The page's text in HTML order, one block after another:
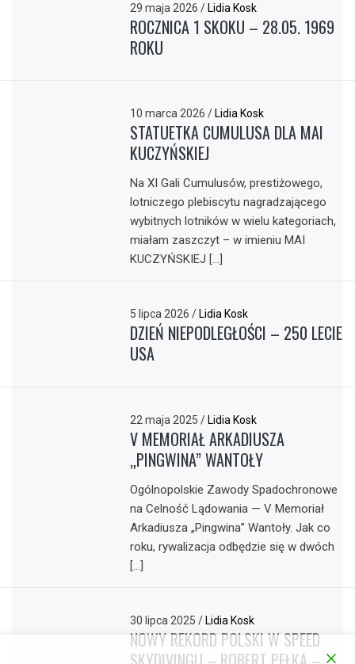
29 maja 2026/ Lidia Kosk
ROCZNICA 1 SKOKU – 28.05. 1969
ROKU
10 marca 2026/ Lidia Kosk
STATUETKA CUMULUSA DLA MAI
KUCZYŃSKIEJ
Na XI Gali Cumulusów, prestiżowego,
lotniczego plebiscytu nagradzającego
wybitnych lotników w wielu kategoriach,
miałam zaszczyt – w imieniu MAI
KUCZYŃSKIEJ […]
5 lipca 2026/ Lidia Kosk
DZIEŃ NIEPODLEGŁOŚCI – 250 LECIE
USA
22 maja 2025/ Lidia Kosk
V MEMORIAŁ ARKADIUSZA
„PINGWINA” WANTOŁY
Ogólnopolskie Zawody Spadochronowe
na Celność Lądowania — V Memoriał
Arkadiusza „Pingwina” Wantoły. Jak co
roku, rywalizacja odbędzie się w dwóch
[…]
30 lipca 2025/ Lidia Kosk
NOWY REKORD POLSKI W SPEED